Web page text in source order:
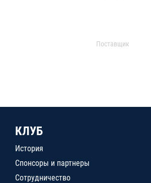
Поставщик
КЛУБ
История
Спонсоры и партнеры
Сотрудничество